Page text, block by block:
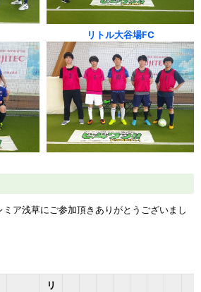
リトル大谷場FC
ア浅草にご参加頂きありがとうございまし
リ